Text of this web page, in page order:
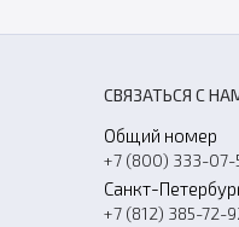
СВЯЗАТЬСЯ С
Общий номер
+7 (800) 333-07-
Санкт-
+7 (812) 385-72-